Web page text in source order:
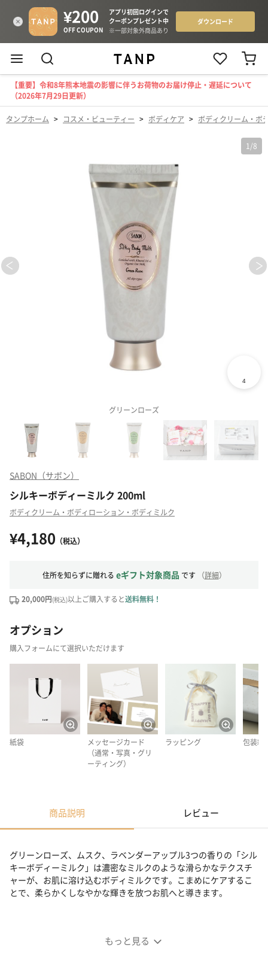
【重要】令和8年熊本地震の影響に伴うお荷物のお届け停止・遅延について
（2026年7月29日更新）
タンプホーム > コスメ・ビューティー > ボディケア > ボディクリーム・ボ
1 /8
グリーンローズ
SABON（サボン）
シルキーボディーミルク 200ml
ボディクリーム・ボディローション・ボディミルク
¥4,180 （税込）
住所を知らずに贈れる eギフト対象商品 です （詳細）
20,000円(税込)以上ご購入すると送料無料！
オプション
購入フォームにて選択いただけます
紙袋
メッセージカード
（通常・写真・グリ
ーティング）
ラッピング 包装紙
商品説明 レビュー
もっと見る
グリーンローズ、ムスク、ラベンダーアップル3つの香りの「シル
キーボディーミルク」は濃密なミルクのような滑らかなテクスチ
ャーが、お肌に溶け込むボディミルクです。こまめにケアするこ
とで、柔らかくしなやかな輝きを放つお肌へと導きます。